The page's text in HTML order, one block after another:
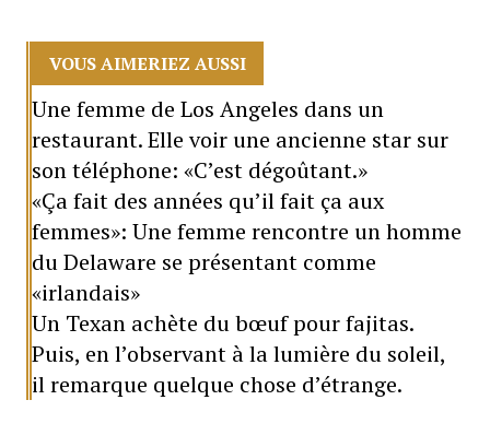
VOUS AIMERIEZ AUSSI
Une femme de Los Angeles dans un
restaurant. Elle voir une ancienne star sur
son téléphone: «C’est dégoûtant.»
«Ça fait des années qu’il fait ça aux
femmes»: Une femme rencontre un homme
du Delaware se présentant comme
«irlandais»
Un Texan achète du bœuf pour fajitas.
Puis, en l’observant à la lumière du soleil,
il remarque quelque chose d’étrange.